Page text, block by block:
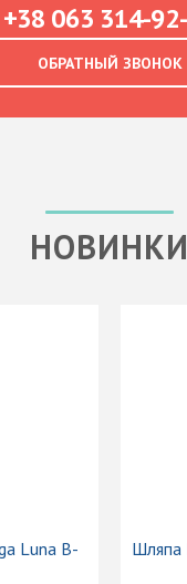
+38 063 314-
ОБРАТНЫЙ ЗВОНОК
НОВИНКИ
Luna B-
Шляпа